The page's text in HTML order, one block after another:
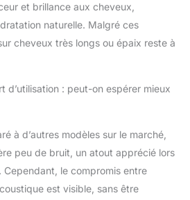
et brillance aux cheveux,
naturelle. Malgré ces
cheveux très longs ou épaix reste à
d’utilisation : peut-on espérer mieux
à d’autres modèles sur le marché,
peu de bruit, un atout apprécié lors
Cependant, le compromis entre
est visible, sans être